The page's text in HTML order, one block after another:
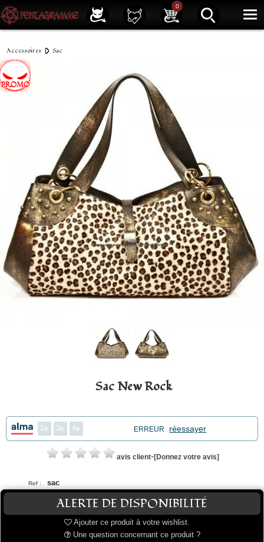
0
Service client 01 40 39 07 94
Newsletter | | Facebook | Instagram
|
Accessoires Sac
Sac New Rock
2 3 4 ERREUR réessayer
avis client-[Donnez votre avis]
Ref : sac
Ajouter ce produit à votre wishlist.
Une question concernant ce produit ?